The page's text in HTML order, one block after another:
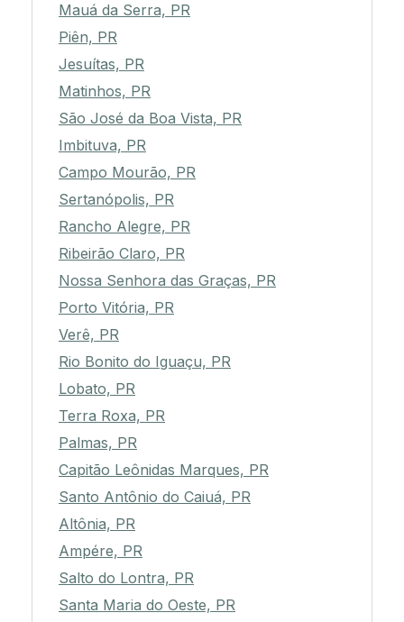
Mauá da Serra, PR
Piên, PR
Jesuítas, PR
Matinhos, PR
São José da Boa Vista, PR
Imbituva, PR
Campo Mourão, PR
Sertanópolis, PR
Rancho Alegre, PR
Ribeirão Claro, PR
Nossa Senhora das Graças, PR
Porto Vitória, PR
Verê, PR
Rio Bonito do Iguaçu, PR
Lobato, PR
Terra Roxa, PR
Palmas, PR
Capitão Leônidas Marques, PR
Santo Antônio do Caiuá, PR
Altônia, PR
Ampére, PR
Salto do Lontra, PR
Santa Maria do Oeste, PR